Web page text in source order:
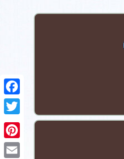
Pinterest